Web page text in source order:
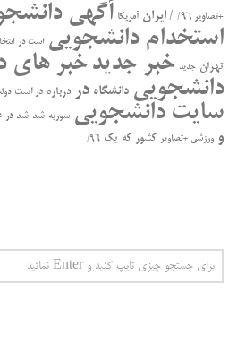
+تصاویر ۹۶/ / ایران آمریکا آگهی
استخدام دانشجویی است در
تهران جدید خبر جدید خبر های
دانشجویی دانشگاه در درباره در ﺍﺳﺖ
سایت دانشجویی سوریه شد شد در
و ورزشی +تصاویر کشور که یک ۹۶/